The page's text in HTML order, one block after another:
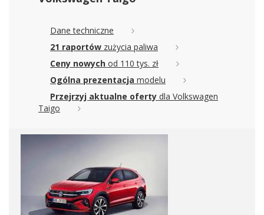
Dane techniczne
21 raportów zużycia paliwa
Ceny nowych od 110 tys. zł
Ogólna prezentacja modelu
Przejrzyj aktualne oferty dla Volkswagen
Taigo